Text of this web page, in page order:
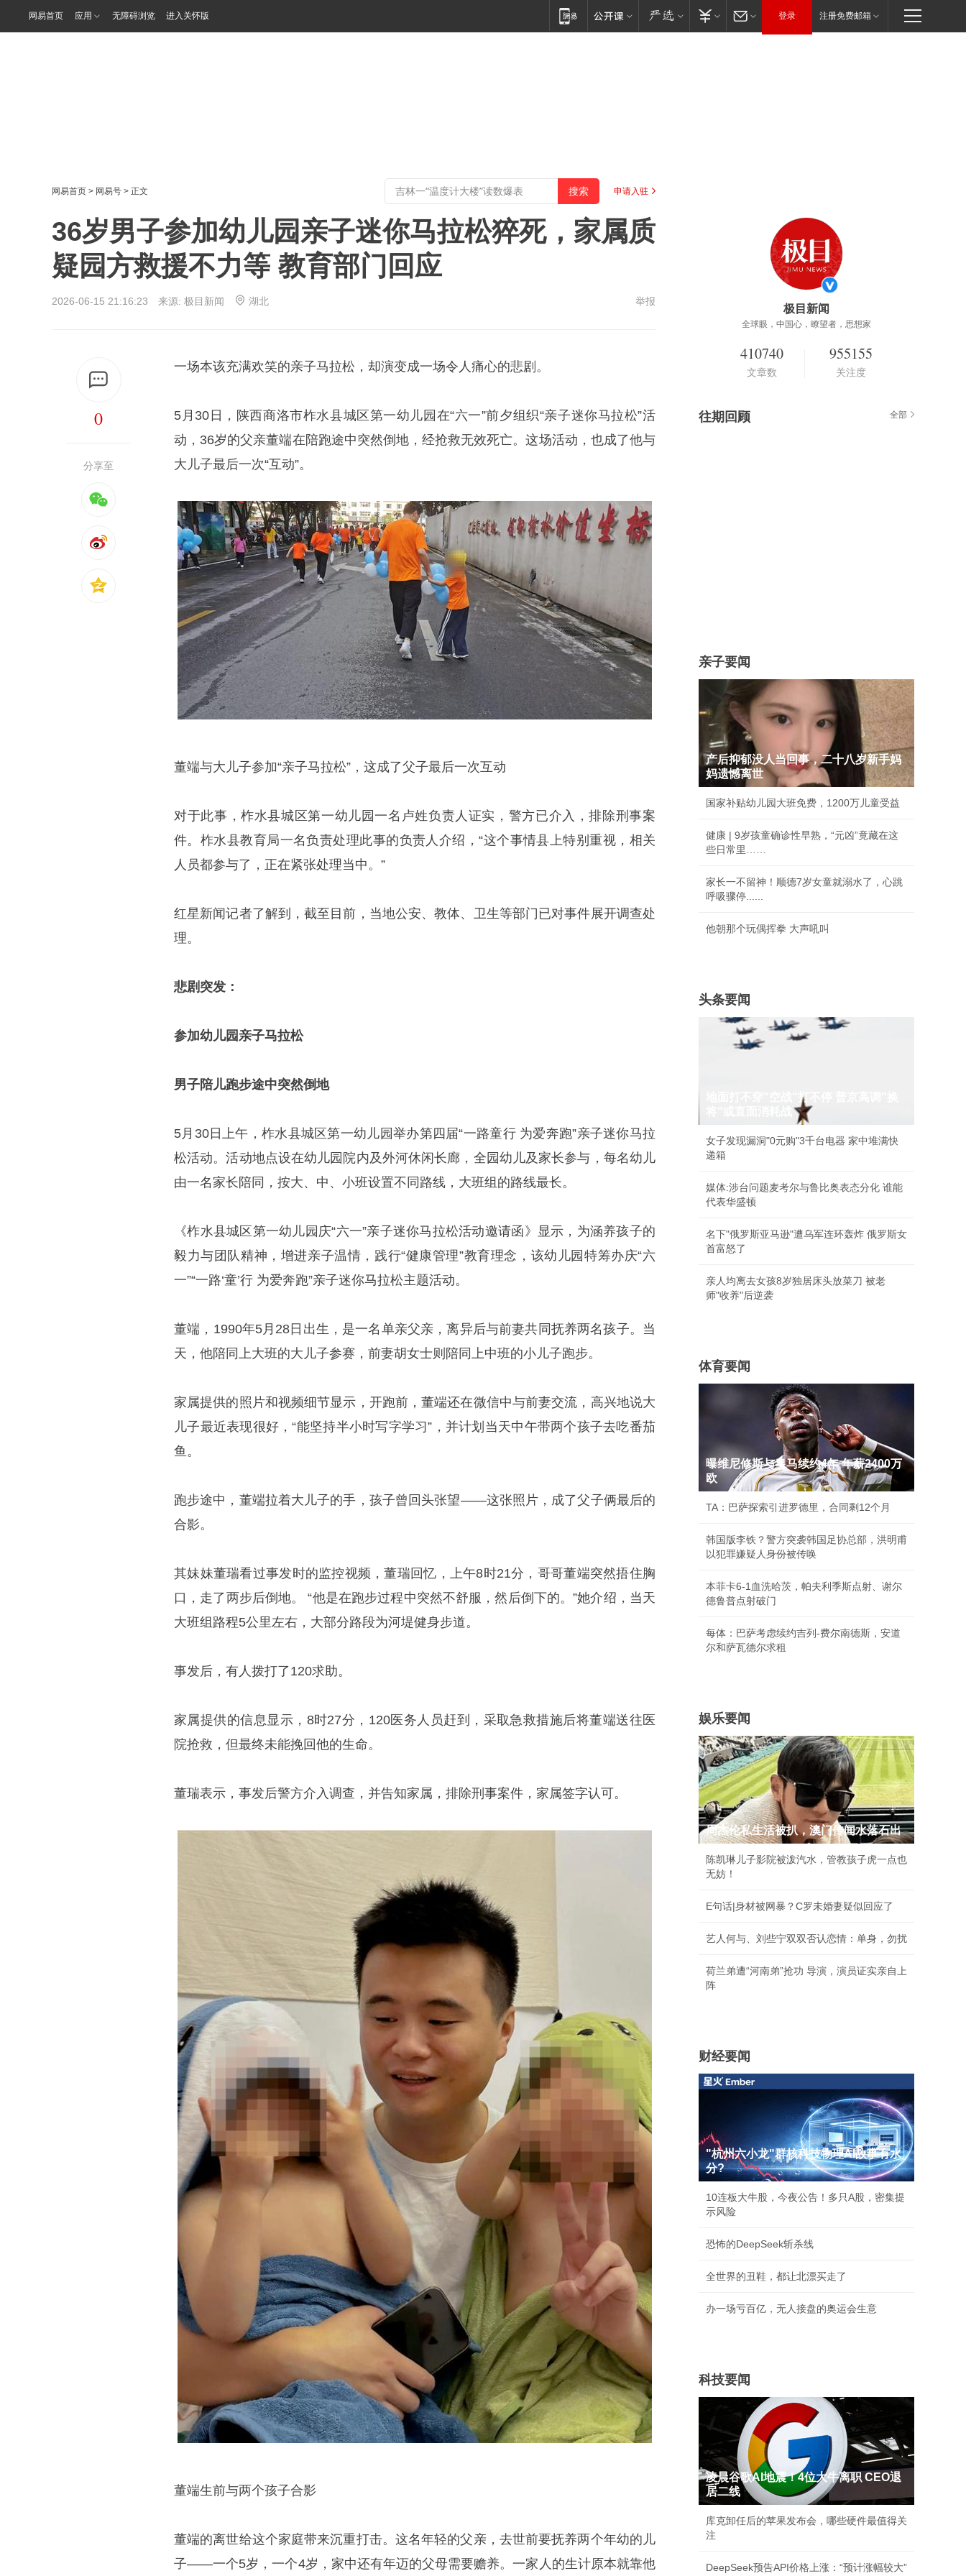
网易首页 应用 无障碍浏览 进入关怀版 登录 注册免费邮箱
网易首页 > 网易号 > 正文 申请入驻
36岁男子参加幼儿园亲子迷你马拉松猝死，家属质
疑园方救援不力等 教育部门回应
2026-06-15 21:16:23 来源: 极目新闻 湖北 举报
0
分享至
一场本该充满欢笑的亲子马拉松 ，却演变成一场令人痛心的悲剧。
5月30日，陕西商洛市柞水县城区第一幼儿园在“六一”前夕组织“亲子迷你马拉松”活
动，36岁的父亲董端在陪跑途中突然倒地，经抢救无效死亡。这场活动，也成了他与
大儿子最后一次“互动”。
董端与大儿子参加“亲子马拉松”，这成了父子最后一次互动
对于此事，柞水县城区第一幼儿园一名卢姓负责人证实，警方已介入，排除刑事案
件。柞水县教育局一名负责处理此事的负责人介绍，“这个事情县上特别重视，相关
人员都参与了，正在紧张处理当中。”
红星新闻记者了解到，截至目前，当地公安、教体、卫生等部门已对事件展开调查处
理。
悲剧突发：
参加幼儿园亲子马拉松
男子陪儿跑步途中突然倒地
5月30日上午，柞水县城区第一幼儿园举办第四届“一路童行 为爱奔跑”亲子迷你马拉
松活动。活动地点设在幼儿园院内及外河休闲长廊，全园幼儿及家长参与，每名幼儿
由一名家长陪同，按大、中、小班设置不同路线，大班组的路线最长。
《柞水县城区第一幼儿园庆“六一”亲子迷你马拉松活动邀请函》显示，为涵养孩子的
毅力与团队精神，增进亲子温情，践行“健康管理”教育理念，该幼儿园特筹办庆“六
一”“一路‘童’行 为爱奔跑”亲子迷你马拉松主题活动。
董端，1990年5月28日出生，是一名单亲父亲，离异后与前妻共同抚养两名孩子。当
天，他陪同上大班的大儿子参赛，前妻胡女士则陪同上中班的小儿子跑步。
家属提供的照片和视频细节显示，开跑前，董端还在微信中与前妻交流，高兴地说大
儿子最近表现很好，“能坚持半小时写字学习”，并计划当天中午带两个孩子去吃番茄
鱼。
跑步途中，董端拉着大儿子的手，孩子曾回头张望——这张照片，成了父子俩最后的
合影。
其妹妹董瑞看过事发时的监控视频，董瑞回忆，上午8时21分，哥哥董端突然捂住胸
口，走了两步后倒地。 “他是在跑步过程中突然不舒服，然后倒下的。”她介绍，当天
大班组路程5公里左右，大部分路段为河堤健身步道。
事发后，有人拨打了120求助。
家属提供的信息显示，8时27分，120医务人员赶到，采取急救措施后将董端送往医
院抢救，但最终未能挽回他的生命。
董瑞表示，事发后警方介入调查，并告知家属，排除刑事案件，家属签字认可。
董端生前与两个孩子合影
董端的离世给这个家庭带来沉重打击。这名年轻的父亲，去世前要抚养两个年幼的儿
子——一个5岁，一个4岁，家中还有年迈的父母需要赡养。一家人的生计原本就靠他
极目新闻
全球眼，中国心，瞭望者，思想家
410740
文章数
955155
关注度
往期回顾 全部
亲子要闻
产后抑郁没人当回事，二十八岁新手妈
妈遗憾离世
国家补贴幼儿园大班免费，1200万儿童受益
健康 | 9岁孩童确诊性早熟，“元凶”竟藏在这
些日常里……
家长一不留神！顺德7岁女童就溺水了，心跳
呼吸骤停......
他朝那个玩偶挥拳 大声吼叫
头条要闻
地面打不穿"空战"打不停 普京高调"换
女子发现漏洞"0元购"3千台电器 家中堆满快
递箱
媒体:涉台问题麦考尔与鲁比奥表态分化 谁能
代表华盛顿
名下"俄罗斯亚马逊"遭乌军连环轰炸 俄罗斯女
首富怒了
亲人均离去女孩8岁独居床头放菜刀 被老
师"收养"后逆袭
体育要闻
曝维尼修斯与皇马续约4年 年薪2400万
欧
TA：巴萨探索引进罗德里，合同剩12个月
韩国版李铁？警方突袭韩国足协总部，洪明甫
以犯罪嫌疑人身份被传唤
本菲卡6-1血洗哈茨，帕夫利季斯点射、谢尔
德鲁普点射破门
每体：巴萨考虑续约吉列-费尔南德斯，安道
尔和萨瓦德尔求租
娱乐要闻
周杰伦私生活被扒，澳门传闻水落石出
陈凯琳儿子影院被泼汽水，管教孩子虎一点也
无妨！
E句话|身材被网暴？C罗未婚妻疑似回应了
艺人何与、刘些宁双双否认恋情：单身，勿扰
荷兰弟遭“河南弟”抢功 导演，演员证实亲自上
阵
财经要闻
"杭州六小龙"群核科技物理AI故事有水
分?
10连板大牛股，今夜公告！多只A股，密集提
示风险
恐怖的DeepSeek斩杀线
全世界的丑鞋，都让北漂买走了
办一场亏百亿，无人接盘的奥运会生意
科技要闻
凌晨谷歌AI地震！4位大牛离职 CEO退
居二线
库克卸任后的苹果发布会，哪些硬件最值得关
注
DeepSeek预告API价格上涨：“预计涨幅较大”